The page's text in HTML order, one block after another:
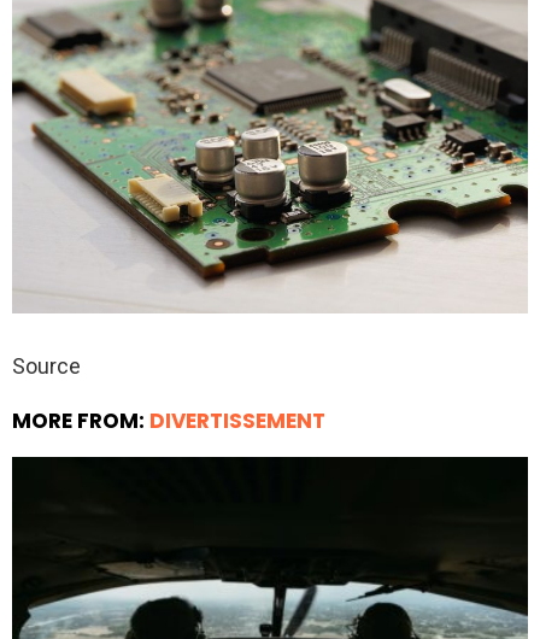
Source
MORE FROM: DIVERTISSEMENT